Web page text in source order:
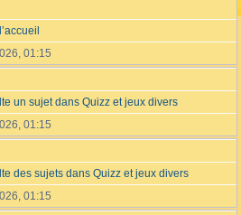
r
01:15
un sujet dans Quizz et jeux divers
01:15
des sujets dans Quizz et jeux divers
01:15